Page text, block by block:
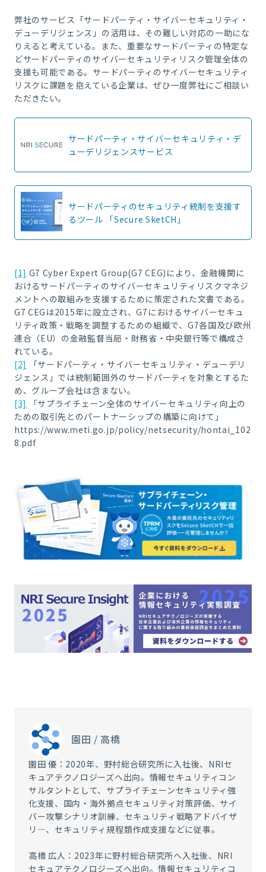
弊社のサービス「サードパーティ・サイバーセキュリティ・
デューデリジェンス」の活用は、その難しい対応の一助にな
りえると考えている。また、重要なサードパーティの特定な
どサードパーティのサイバーセキュリティリスク管理全体の
支援も可能である。サードパーティのサイバーセキュリティ
リスクに課題を抱えている企業は、ぜひ一度弊社にご相談い
ただきたい。
サードパーティ・サイバーセキュリティ・デ
ューデリジェンスサービス
サードパーティのセキュリティ統制を支援す
るツール 「Secure SketCH」
[1] G7 Cyber Expert Group(G7 CEG)により、金融機関に
おけるサードパーティのサイバーセキュリティリスクマネジ
メントへの取組みを支援するために策定された文書である。
G7 CEGは2015年に設立され、G7におけるサイバーセキュ
リティ政策・戦略を調整するための組織で、G7各国及び欧州
連合（EU）の金融監督当局・財務省・中央銀行等で構成さ
れている。
[2]
「サードパーティ・サイバーセキュリティ・デューデリ
ジェンス」では統制範囲外のサードパーティを対象とするた
め、グループ会社は含まない。
[3]
「サプライチェーン全体のサイバーセキュリティ向上の
ための取引先とのパートナーシップの構築に向けて」
https://www.meti.go.jp/policy/netsecurity/hontai_102
8.pdf
園田 / 高橋
園田 優：2020年、野村総合研究所に入社後、NRIセ
キュアテクノロジーズへ出向。情報セキュリティコン
サルタントとして、サプライチェーンセキュリティ強
化支援、国内・海外拠点セキュリティ対策評価、サイ
バー攻撃シナリオ訓練、セキュリティ戦略アドバイザ
リ―、セキュリティ規程類作成支援などに従事。
高橋 広人：2023年に野村総合研究所へ入社後、NRI
セキュアテクノロジーズへ出向。情報セキュリティコ